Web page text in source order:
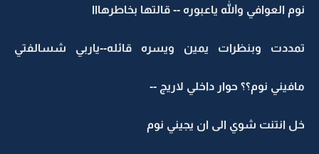
نوم العوافي والله ياعبوره -- قالتها بخاطرهااا
تمددت وبنظرات يمين ويسره قائله--ياربي شسالفتي
مافيني نوم؟؟ حوار داخلي لاريج --
خل انتنت شوي الى ان يجيني نوم